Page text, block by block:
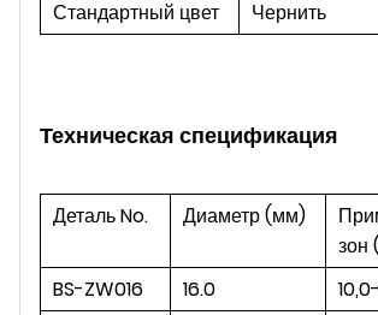
Стандартный цвет Чернить
Техническая спецификация
Деталь No. Диаметр (мм)
зон
BS-ZW016
16.0